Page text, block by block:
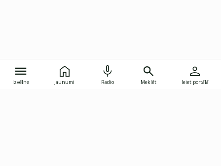
Izvēlne Jaunumi Radio Meklēt Ieiet portālā